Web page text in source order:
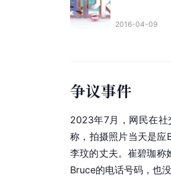
2016-04-09
争议事件
2023年7月，网民在
称，拍摄照片当天是
李玟的丈夫。崔碧珈称
Bruce的电话号码，也